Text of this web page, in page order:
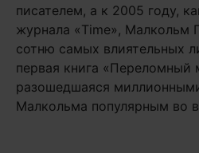
писателем, а к 2005 году,
журнала «Time», Малкольм
сотню самых влиятельных
первая книга «Переломный
разошедшаяся
Малкольма популярным во